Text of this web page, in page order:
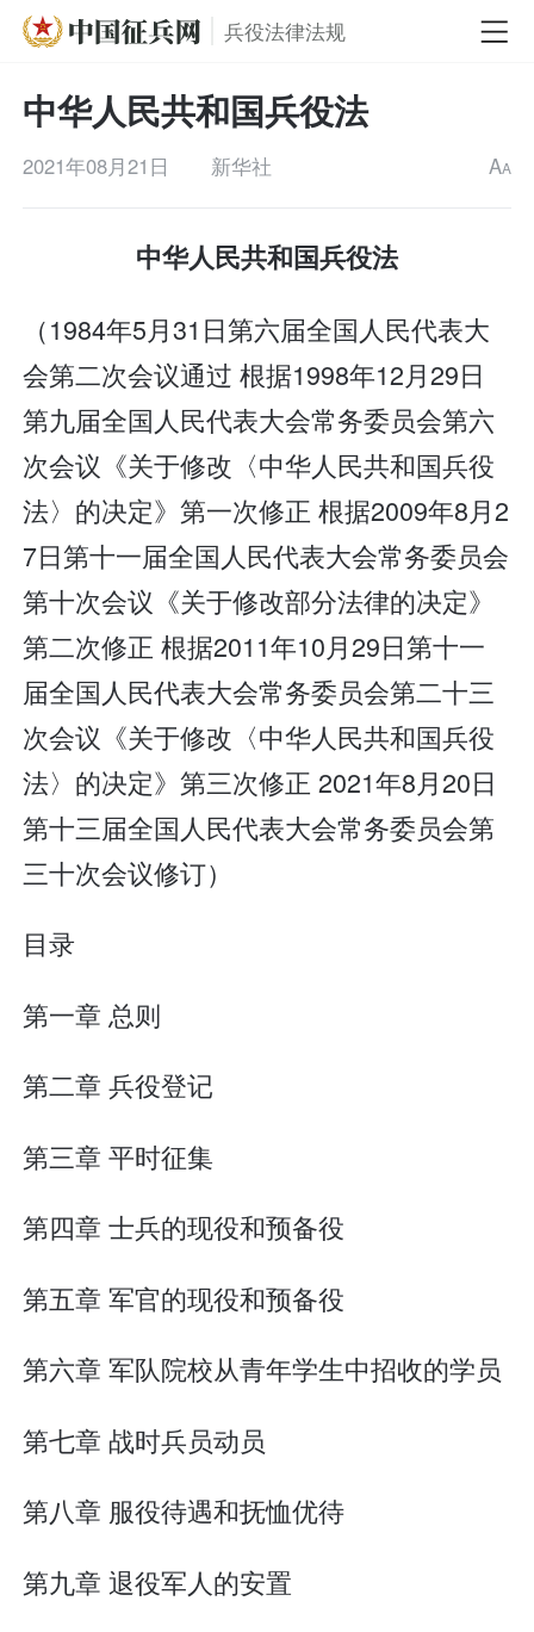
兵役法律法规
中华人民共和国兵役法
2021年08月21日 新华社 AA
中华人民共和国兵役法
（1984年5月31日第六届全国人民代表大
会第二次会议通过 根据1998年12月29日
第九届全国人民代表大会常务委员会第六
次会议《关于修改〈中华人民共和国兵役
法〉的决定》第一次修正 根据2009年8月2
7日第十一届全国人民代表大会常务委员会
第十次会议《关于修改部分法律的决定》
第二次修正 根据2011年10月29日第十一
届全国人民代表大会常务委员会第二十三
次会议《关于修改〈中华人民共和国兵役
法〉的决定》第三次修正 2021年8月20日
第十三届全国人民代表大会常务委员会第
三十次会议修订）
目录
第一章 总则
第二章 兵役登记
第三章 平时征集
第四章 士兵的现役和预备役
第五章 军官的现役和预备役
第六章 军队院校从青年学生中招收的学员
第七章 战时兵员动员
第八章 服役待遇和抚恤优待
第九章 退役军人的安置